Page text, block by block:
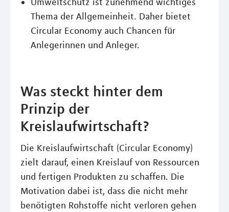
Thema der Allgemeinheit. Daher bietet
Circular Economy auch Chancen für
Anlegerinnen und Anleger.
Was steckt hinter dem
Prinzip der
Kreislaufwirtschaft?
Die Kreislaufwirtschaft (Circular Economy)
zielt darauf, einen Kreislauf von Ressourcen
und fertigen Produkten zu schaffen. Die
Motivation dabei ist, dass die nicht mehr
benötigten Rohstoffe nicht verloren gehen